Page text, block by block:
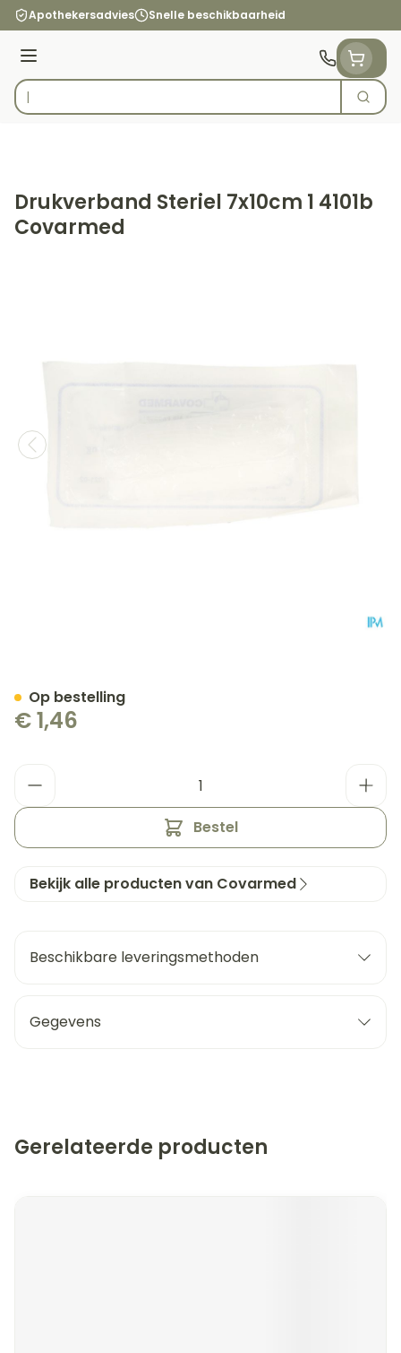
Ga naar de inhoud
Apothekersadvies Snelle beschikbaarheid
Menu
Product, merk, categorie...
Zoek
Drukverband Steriel 7x10cm 1 4101b
Covarmed
€ 1,46
Bestel
Op bestelling
Bekijk alle producten van Covarmed
Beschikbare leveringsmethoden
Gegevens
Gerelateerde producten